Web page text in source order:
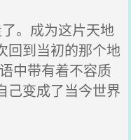
。成为这片天地
回到当初的那个地
中带有着不容质
己变成了当今世界